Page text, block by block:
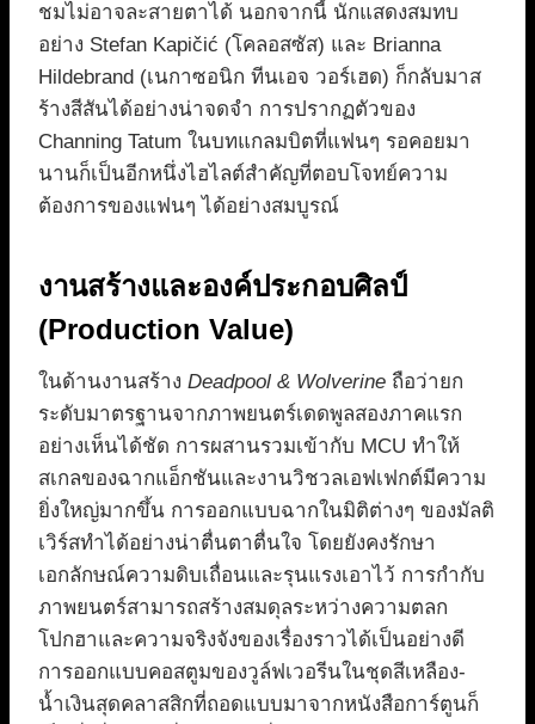
ชมไม่อาจละสายตาได้ นอกจากนี้ นักแสดงสมทบ
อย่าง Stefan Kapičić (โคลอสซัส) และ Brianna
Hildebrand (เนกาซอนิก ทีนเอจ วอร์เฮด) ก็กลับมาส
ร้างสีสันได้อย่างน่าจดจำ การปรากฏตัวของ
Channing Tatum ในบทแกลมบิตที่แฟนๆ รอคอยมา
นานก็เป็นอีกหนึ่งไฮไลต์สำคัญที่ตอบโจทย์ความ
ต้องการของแฟนๆ ได้อย่างสมบูรณ์
งานสร้างและองค์ประกอบศิลป์
(Production Value)
ในด้านงานสร้าง Deadpool & Wolverine ถือว่ายก
ระดับมาตรฐานจากภาพยนตร์เดดพูลสองภาคแรก
อย่างเห็นได้ชัด การผสานรวมเข้ากับ MCU ทำให้
สเกลของฉากแอ็กชันและงานวิชวลเอฟเฟกต์มีความ
ยิ่งใหญ่มากขึ้น การออกแบบฉากในมิติต่างๆ ของมัลติ
เวิร์สทำได้อย่างน่าตื่นตาตื่นใจ โดยยังคงรักษา
เอกลักษณ์ความดิบเถื่อนและรุนแรงเอาไว้ การกำกับ
ภาพยนตร์สามารถสร้างสมดุลระหว่างความตลก
โปกฮาและความจริงจังของเรื่องราวได้เป็นอย่างดี
การออกแบบคอสตูมของวูล์ฟเวอรีนในชุดสีเหลือง-
น้ำเงินสุดคลาสสิกที่ถอดแบบมาจากหนังสือการ์ตูนก็